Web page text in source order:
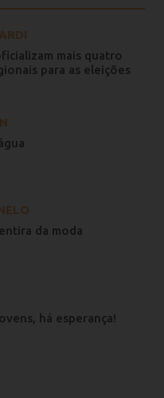
mais quatro
para as eleições
da moda
há esperança!